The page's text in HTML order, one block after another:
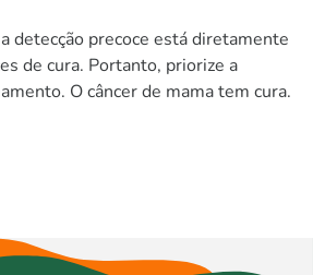
detecção precoce está diretamente
de cura. Portanto, priorize a
O câncer de mama tem cura.